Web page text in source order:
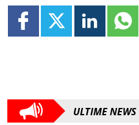
ULTIME NEWS